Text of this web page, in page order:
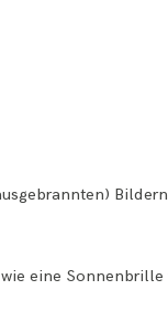
Bildern
eine Sonnenbrille